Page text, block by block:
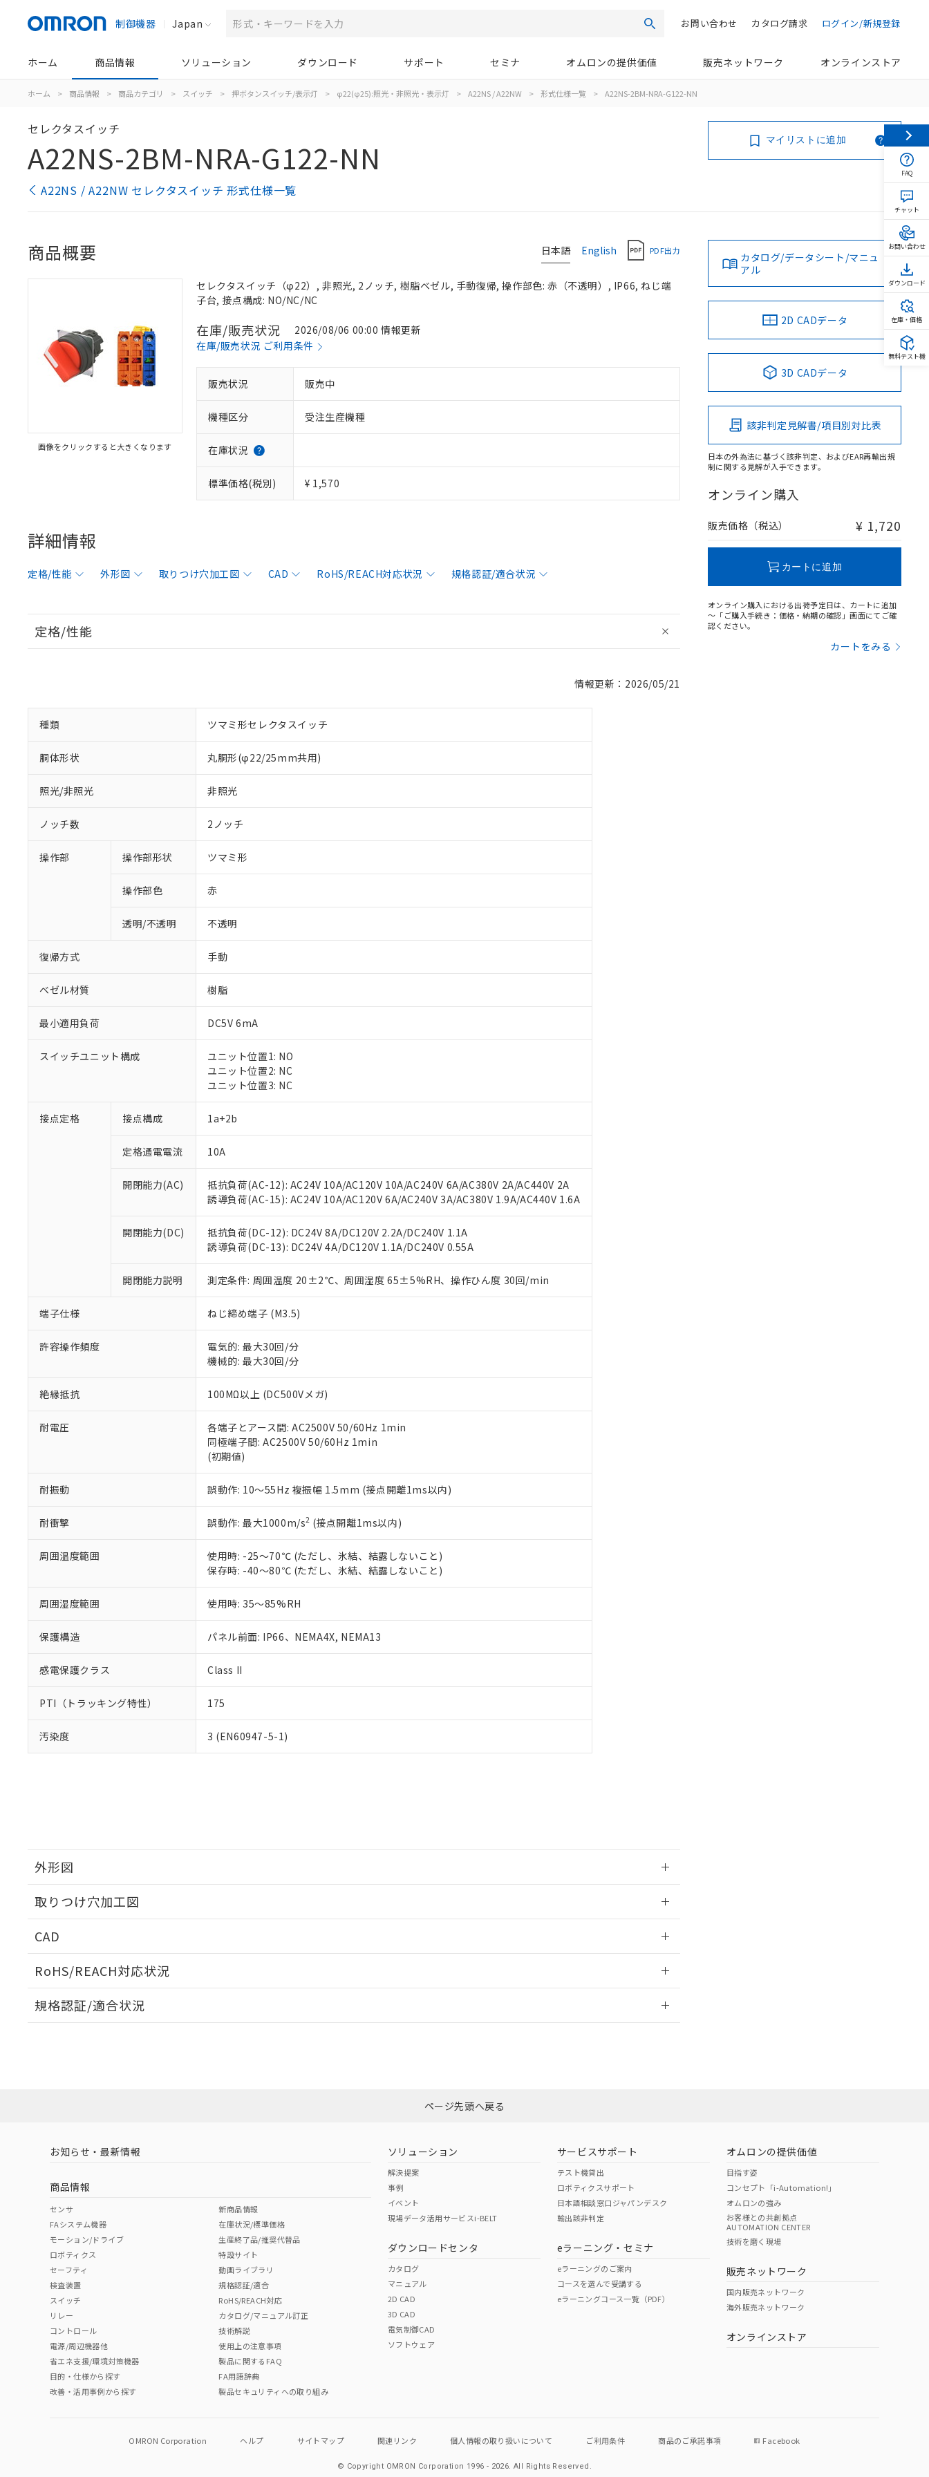
制御機器 Japan 検索 ログイン/新規登録
カタログ請求
お問い合わせ
ホーム 商品情報 ソリューション ダウンロード サポート セミナ オムロンの提供価値 販売ネットワーク オンラインストア
ホーム > 商品情報 > 商品カテゴリ > スイッチ > 押ボタンスイッチ/表示灯 > φ22(φ25):照光・非照光・表示灯 > A22NS / A22NW > 形式仕様一覧 > A22NS-2BM-NRA-G122-NN
セレクタスイッチ
A22NS-2BM-NRA-G122-NN
A22NS / A22NW セレクタスイッチ 形式仕様一覧
マイリストに追加
日本語 English PDF出力
商品概要
画像をクリックすると大きくなります
セレクタスイッチ（φ22）, 非照光, 2ノッチ, 樹脂ベゼル, 手動復帰, 操作部色: 赤（不透明）, IP66, ねじ端
子台, 接点構成: NO/NC/NC
在庫/販売状況
2026/08/06 00:00 情報更新
在庫/販売状況 ご利用条件
販売状況 販売中
機種区分 受注生産機種
在庫状況
標準価格(税別) ¥ 1,570
詳細情報
定格/性能 外形図 取りつけ穴加工図 CAD RoHS/REACH対応状況 規格認証/適合状況
定格/性能
情報更新：2026/05/21
種類 ツマミ形セレクタスイッチ
胴体形状 丸胴形(φ22/25mm共用)
照光/非照光 非照光
ノッチ数 2ノッチ
操作部 操作部形状 ツマミ形
操作部色 赤
透明/不透明 不透明
復帰方式 手動
ベゼル材質 樹脂
最小適用負荷 DC5V 6mA
スイッチユニット構成
ユニット位置1: NO
ユニット位置2: NC
ユニット位置3: NC
接点定格 接点構成 1a+2b
定格通電電流 10A
開閉能力(AC)
抵抗負荷(AC-12): AC24V 10A/AC120V 10A/AC240V 6A/AC380V 2A/AC440V 2A
誘導負荷(AC-15): AC24V 10A/AC120V 6A/AC240V 3A/AC380V 1.9A/AC440V 1.6A
開閉能力(DC)
抵抗負荷(DC-12): DC24V 8A/DC120V 2.2A/DC240V 1.1A
誘導負荷(DC-13): DC24V 4A/DC120V 1.1A/DC240V 0.55A
開閉能力説明 測定条件: 周囲温度 20±2℃、周囲湿度 65±5%RH、操作ひん度 30回/min
端子仕様 ねじ締め端子 (M3.5)
許容操作頻度
電気的: 最大30回/分
機械的: 最大30回/分
絶縁抵抗 100MΩ以上 (DC500Vメガ)
耐電圧
各端子とアース間: AC2500V 50/60Hz 1min
同極端子間: AC2500V 50/60Hz 1min
(初期値)
耐振動 誤動作: 10～55Hz 複振幅 1.5mm (接点開離1ms以内)
耐衝撃 誤動作: 最大1000m/s2 (接点開離1ms以内)
周囲温度範囲
使用時: -25～70℃ (ただし、氷結、結露しないこと)
保存時: -40～80℃ (ただし、氷結、結露しないこと)
周囲湿度範囲 使用時: 35～85%RH
保護構造 パネル前面: IP66、NEMA4X, NEMA13
感電保護クラス Class II
PTI（トラッキング特性） 175
汚染度 3 (EN60947-5-1)
外形図
取りつけ穴加工図
CAD
RoHS/REACH対応状況
EU RoHS 注意事項・凡例
ダウンロードはこちら
中国 RoHS 注意事項・凡例
中国 RoHS表
Pb Hg Cr(VI)
O O
"対応済み"や非含有の記載がされた商品であっても、流通在庫等で未対応品が混在する可能性があります。
非含有品が必要な際は、弊社営業部門もしくは販売店へお問い合わせください。
規格認証/適合状況
（イギリス
（ノルウェー
（日本
（アメリカ
この製品の規格認証/適合状況ページへ
その他の認証はこちらのページからご検索ください
カタログ/データシート/マニュ
アル
2D CADデータ
3D CADデータ
該非判定見解書/項目別対比表
日本の外為法に基づく該非判定、およびEAR再輸出規
制に関する見解が入手できます。
オンライン購入
販売価格（税込） ¥ 1,720
カートに追加
オンライン購入における出荷予定日は、カートに追加
～「ご購入手続き：価格・納期の確認」画面にてご確
認ください。
カートをみる
ご利用条件
以下の条件をお読みいただき、同意のうえご利用ください。
本サービスは、当社制御機器事業取扱商品の当社在庫状況および標準価格(税抜)を提供させていただ
くものです。
当社制御機器事業取扱商品の中には、本サービスの対象外となる商品もあることをご了承ください。
のであり、閲覧された時点での実際の在庫および標準価格とは異なる場合があることをご了承くださ
い。
正式な納期状況および標準価格はお客様のお取引先、またはお客様担当のオムロン制御機器販売店・
当社販売員にご相談ください。
オムロン制御機器販売店や当社販売拠点は「販売ネットワーク
」をご確認ください。
在庫状況および標準価格結果を当社の事前の承諾なく第三者に漏洩または開示しないようお願いしま
マイパーツ機能（部品リスト作成サービス）をご利用いただくには、I-Webメンバーズにご登録され
ている必要があります。
お客様が当ウェブサイト上で当社にご登録された部品リストについて、当社および当社の共同利用者
さい。
※当社の共同利用者とは、"個人情報の共同利用に関して"
の「1.共同利用者の範囲」に記載されて
いる法人を指します。
※1 対応状況
対応済み：EU RoHS指令（10物質）の非含有に対応した製品が提供可能な商品です。
対応予定：EU RoHS指令（10物質）の非含有に対応した製品に切り替える予定のある商品です。
対応予定なし：EU RoHS指令（10物質）の非含有に非対応の商品で、対応品を出す予定はありません。
非該当品：ライセンス料など無形物で、有害物質有無と関係のない商品です。
仕入先様の事情により、非含有部品としていたものが、含有品と判明した場合などやむを得ず変更すること
があります。
*EU RoHS指令（10物質）：
鉛(Pb) 1000ppm以下、 水銀(Hg) 1000ppm以下、 カドミウム(Cd) 100ppm以下、
六価クロム(Cr(Ⅵ)) 1000ppm以下、ポリ臭化ビフェニル類(PBB) 1000ppm以下、ポリ臭化ジフェニルエーテル類(PBDE) 1000ppm以下、
但し、RoHS指令で産業用監視および制御機器に対する適用除外項目は除く。
フタル酸エステル類の４物質については閾値を超える意図的な使用がないことを確認しています。
※2 対応予定月
部品在庫の切り替え状況などにより、予定月が前後することがあります。
※3 非含有証明書ダウンロード
下記の非含有証明書をダウンロードすることができます。
EU RoHS指令（10物質）の非含有証明書
51物質の非含有証明書（当社基準）
※本証明書は発行日時点で非含有を証明するもので、過去に遡って非含有を証明するものではありません。
また、RoHS指令のフタル酸エステル類４物質の対応では、対応完了までの期間は出荷製品に未対応品が
混在することから備考欄に対応日を記載しておりました。
り割愛しております。
※1 中国RoHS○×表
「－」：未確認です。当社販売部門へお問い合わせください。
*中国RoHS10物質の基準値 (GB/T26572)：
Pb(鉛) :1000ppm、 Hg(水銀) : 1000ppm、 Cd(カドミウム) : 100ppm、
Cr(Ⅵ)(六価クロム) : 1000ppm、 PBBs(ポリ臭化ビフェニル類) : 1000ppm、 PBDEs(ポリ臭化ジフェニルエーテル類) : 1000ppm、
DBP(フタル酸ジブチル) : 1000ppm、 DIBP(フタル酸ジイソブチル) : 1000ppm、 BBP(フタル酸ブチルベンジル) : 1000ppm、
DEHP(フタル酸ビス(2-エチルヘキシル)) : 1000ppm
※2 環境保護使用期限
「ｅ」：有害物質（10物質）のすべてが基準値以下であることを示します。
「10」：通常の使用状況下において有害物質が外部に漏えいし、環境に深刻な影響を及ぼさない年数を意
味します。
当社は、これら貴社製品のうち、外国為替および外国貿易法に定める商品（以下｢規制貨物等」とい
う）を輸出または国外への提供する場合は、日本国政府の輸出許可(または役務取引許可)を取得する
当社は規制貨物を破棄する場合は、完全に破砕するなど、違法に輸出されないよう必要な手段を講じ
ます。
当社は貴社製品を、核兵器、ミサイル、化学兵器、生物兵器またはその他武器並びにこれらの製造装
当社は、貴社製品を第三者に販売する場合は、上記1、2および3の内容を当該第三者に通知します。
また当社は、販売先および販売に係わる関係者が違法に輸出するおそれがある場合は、取り引きをい
たしません。
記
号
説明
○ 一定数以上の在庫あり
△ 一定数には満たないが在庫あり
－
在庫なし(最新の在庫状況については、お客様のお取引先、またはお客様担当のオムロン制御
機器販売店・当社販売員にご確認ください)
空
白
受注生産機種、また在庫状況の情報を公開していない機種
ページ先頭へ戻る
お知らせ・最新情報
商品情報
センサ
FAシステム機器
モーション/ドライブ
ロボティクス
セーフティ
検査装置
スイッチ
リレー
コントロール
電源/周辺機器他
省エネ支援/環境対策機器
目的・仕様から探す
改善・活用事例から探す
新商品情報
在庫状況/標準価格
生産終了品/推奨代替品
特設サイト
動画ライブラリ
規格認証/適合
RoHS/REACH対応
カタログ/マニュアル訂正
技術解説
使用上の注意事項
製品に関するFAQ
FA用語辞典
製品セキュリティへの取り組み
ソリューション
解決提案
事例
イベント
現場データ活用サービスi-BELT
ダウンロードセンタ
カタログ
マニュアル
2D CAD
3D CAD
電気制御CAD
ソフトウェア
サービスサポート
テスト機貸出
ロボティクスサポート
日本語相談窓口ジャパンデスク
輸出該非判定
eラーニング・セミナ
eラーニングのご案内
コースを選んで受講する
eラーニングコース一覧（PDF）
オムロンの提供価値
目指す姿
コンセプト「i-Automation!」
オムロンの強み
お客様との共創拠点
AUTOMATION CENTER
技術を磨く現場
販売ネットワーク
国内販売ネットワーク
海外販売ネットワーク
オンラインストア
OMRON Corporation ヘルプ サイトマップ 関連リンク 個人情報の取り扱いについて ご利用条件 商品のご承諾事項 Facebook
© Copyright OMRON Corporation 1996 - 2026.All Rights Reserved.
FAQ
チャット
お問い合わせ
ダウンロード
在庫・価格
無料テスト機